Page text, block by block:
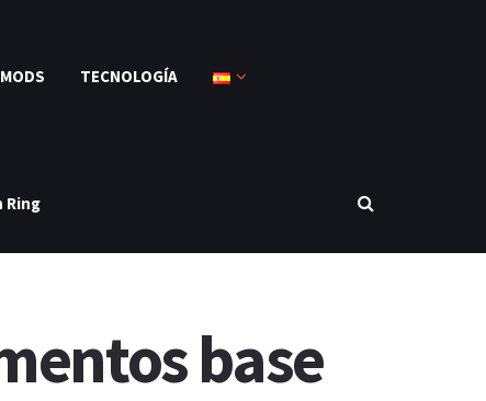
MODS TECNOLOGÍA
Ring
base